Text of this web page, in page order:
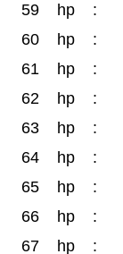
59
hp :
60
hp :
61
hp :
62
hp :
63
hp :
64
hp :
65
hp :
66
hp :
67
hp :